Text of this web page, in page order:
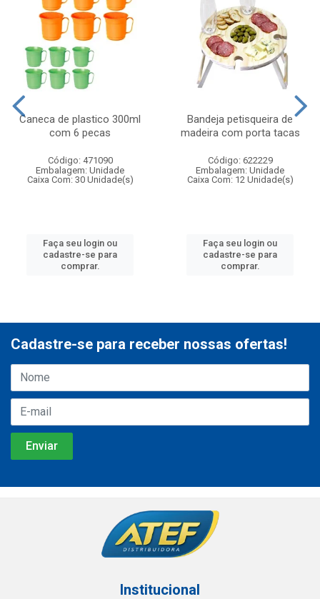
Caneca de plastico 300ml
com 6 pecas
Código: 471090
Embalagem: Unidade
Caixa Com: 30 Unidade(s)
Faça seu login ou
cadastre-se para
comprar.
Bandeja petisqueira de
madeira com porta tacas
Código: 622229
Embalagem: Unidade
Caixa Com: 12 Unidade(s)
Faça seu login ou
cadastre-se para
comprar.
Cadastre-se para receber nossas ofertas!
Institucional